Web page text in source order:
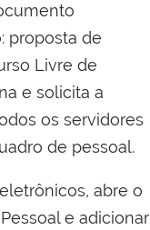
proposta de
Livre de
e solicita a
os servidores
de pessoal.
abre o
e adicionar